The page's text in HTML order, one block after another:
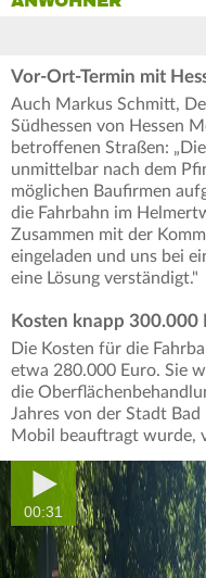
Vor-Ort-Termin mit
Auch Markus Schmitt,
Südhessen von Hessen
betroffenen Straßen:
unmittelbar nach dem
möglichen Baufirmen
die Fahrbahn im
Zusammen mit der
eingeladen und uns bei
eine Lösung verständigt."
Kosten knapp 300.000
Die Kosten für die
etwa 280.000 Euro. Sie
die
Jahres von der Stadt
Mobil beauftragt wurde,
00:31